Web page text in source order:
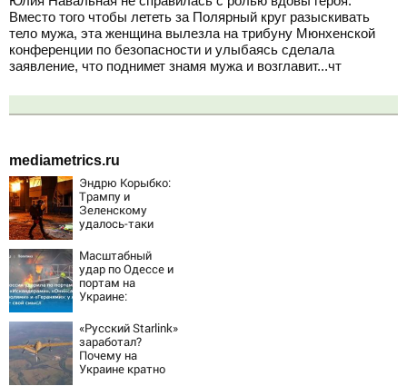
Вместо того чтобы лететь за Полярный круг разыскивать
тело мужа, эта женщина вылезла на трибуну Мюнхенской
конференции по безопасности и улыбаясь сделала
заявление, что поднимет знамя мужа и возглавит...чт
mediametrics.ru
Эндрю Корыбко:
Трампу и
Зеленскому
удалось-таки
из себя – но
хотелось бы
большего
Масштабный
удар по Одессе и
портам на
Украине:
новости,
подробности об
ударах России 9
августа 2026 года
«Русский Starlink»
заработал?
Почему на
Украине кратно